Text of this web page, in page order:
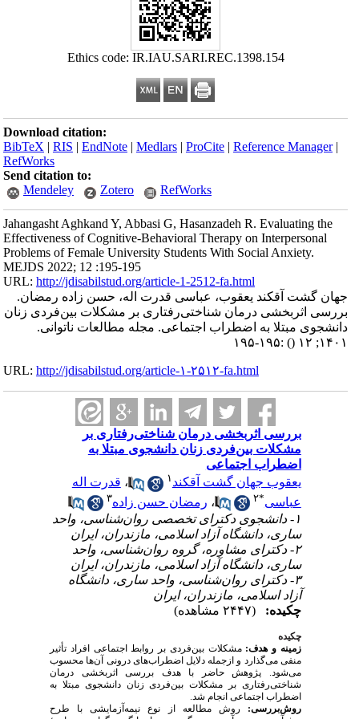
Ethics code: IR.IAU.SARI.REC.1398.154
Download citation:
BibTeX |RIS |EndNote |Medlars |ProCite |Reference Manager
RefWorks
Send citation to:
Mendeley
Zotero RefWorks
Jahangasht Aghkand Y, Abbasi G, Hasanzadeh R. Evaluating the
Effectiveness of Cognitive-Behavioral Therapy on Interpersonal
Problems of Female University Students With Social Anxiety.
MEJDS 2022; 12 :195-195
URL:http://jdisabilstud.org/article-1-2512-fa.html
جهان گشت آقکند یعقوب، عباسی قدرت اله، حسن زاده رمضان.
بررسی اثربخشی درمان شناختی‌رفتاری بر مشکلات بین‌فردی زنان
دانشجوی مبتلا به اضطراب اجتماعی. مجله مطالعات ناتوانی.
۱۴۰۱; ۱۲
() :۱۹۵-۱۹۵
URL:http://jdisabilstud.org/article-۱-۲۵۱۲-fa.html
بررسی اثربخشی درمان شناختی‌رفتاری بر
مشکلات بین‌فردی زنان دانشجوی مبتلا به
اضطراب اجتماعی
یعقوب جهان گشت آقکند۱ ،قدرت اله
عباسی
۲ ،رمضان حسن زاده
۱- دانشجوی دکترای تخصصی روان‌شناسی، واحد
ساری، دانشگاه آزاد اسلامی، مازندران، ایران
۲- دکترای مشاوره، گروه روان‌شناسی، واحد
ساری، دانشگاه آزاد اسلامی، مازندران، ایران
۳- دکترای روان‌شناسی، واحد ساری، دانشگاه
آزاد اسلامی، مازندران، ایران
چکیده:
چکیده
زمینه و هدف:مشکلات بین‌فردی بر روابط اجتماعی افراد تأثیر
منفی می‌گذارد و ازجمله دلایل اضطراب‌های درونی آن‌ها محسوب
می‌شود. پژوهش حاضر با هدف بررسی اثربخشی درمان
شناختی‌رفتاری بر مشکلات بین‌فردی زنان دانشجوی مبتلا به
اضطراب اجتماعی انجام شد.
روش‌بررسی: روش مطالعه از نوع نیمه‌آزمایشی با طرح